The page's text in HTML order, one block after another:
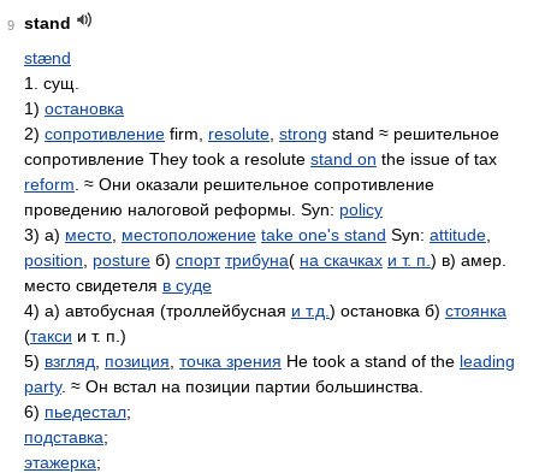
9
stand
stænd
1. сущ.
1) остановка
2) сопротивление firm, resolute strong stand ≈ решительное
сопротивление They took a resolute stand on the issue of tax
reform . ≈ Они оказали решительное сопротивление
проведению налоговой реформы. Syn: policy
3) а) место местоположение take one's stand Syn: attitude
position
posture б) спорт трибуна( на скачках и т. п. ) в) амер.
место свидетеля в суде
4) а) автобусная (троллейбусная и т.д. ) остановка б) стоянка
(такси и т. п.)
5) взгляд позиция точка зрения He took a stand of the leading
party. ≈ Он встал на позиции партии большинства.
6) пьедестал;
подставка;
этажерка;